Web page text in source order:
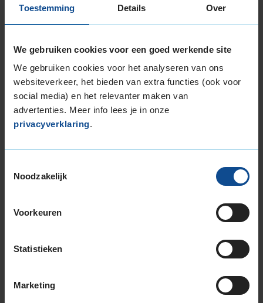
Toestemming Details Over
We gebruiken cookies voor een goed werkende site
We gebruiken cookies voor het analyseren van ons
websiteverkeer, het bieden van extra functies (ook voor
social media) en het relevanter maken van
advertenties. Meer info lees je in onze
privacyverklaring.
Noodzakelijk
Voorkeuren
Statistieken
Marketing
Bandenmontagepakketten
bandenmaat omvang (inch)